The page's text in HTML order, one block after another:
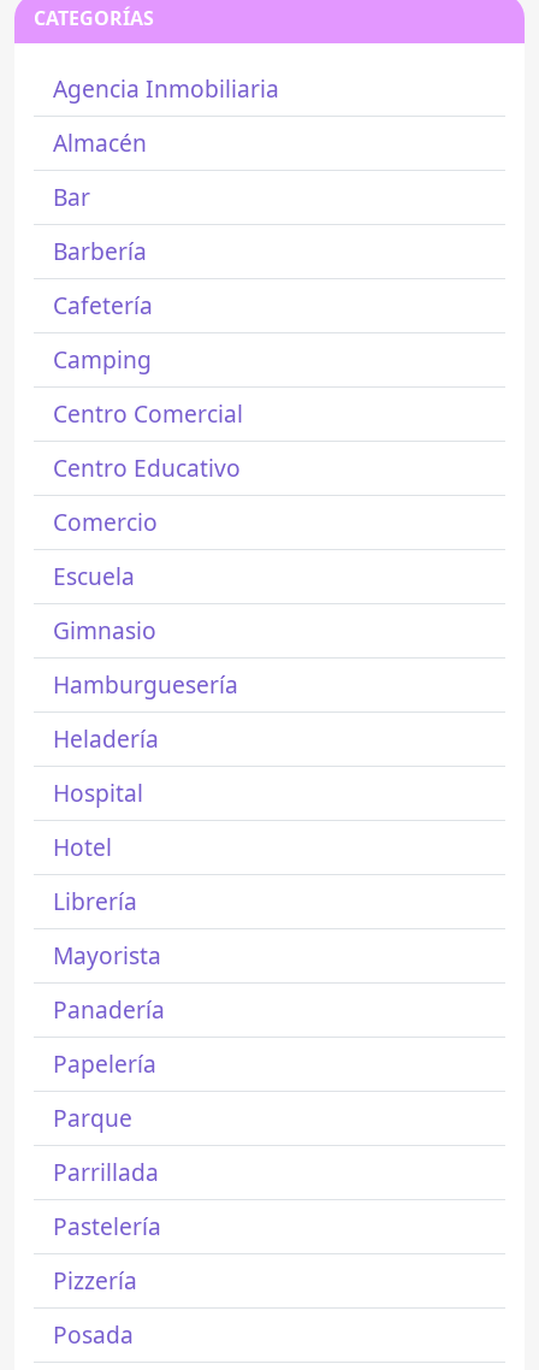
CATEGORÍAS
Agencia Inmobiliaria
Almacén
Bar
Barbería
Cafetería
Camping
Centro Comercial
Centro Educativo
Comercio
Escuela
Gimnasio
Hamburguesería
Heladería
Hospital
Hotel
Librería
Mayorista
Panadería
Papelería
Parque
Parrillada
Pastelería
Pizzería
Posada